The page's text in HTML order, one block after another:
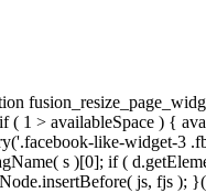
1 > availableSpace ) {
like-widget-3
s )[0]; if (
js, fjs );